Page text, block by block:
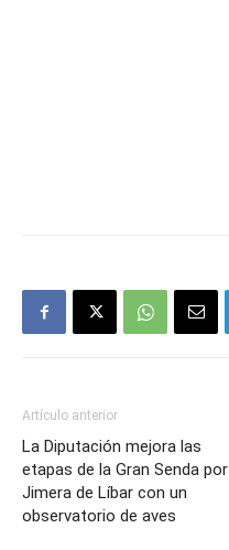
Artículo anterior
La Diputación mejora las
etapas de la Gran Senda por
Jimera de Líbar con un
observatorio de aves